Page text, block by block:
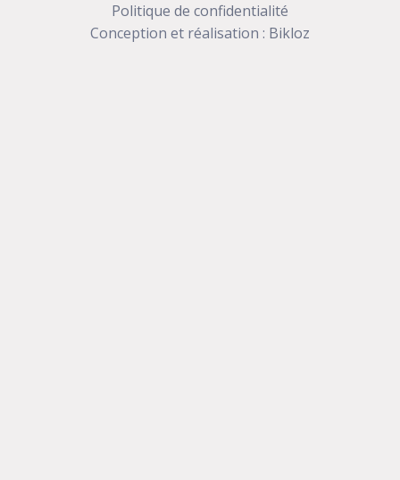
Politique de confidentialité
Conception et réalisation : Bikloz